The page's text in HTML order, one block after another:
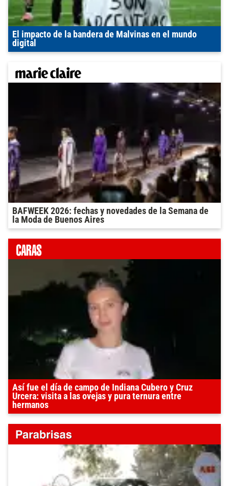
El impacto de la bandera de Malvinas en el mundo
digital
BAFWEEK 2026: fechas y novedades de la Semana de
la Moda de Buenos Aires
Así fue el día de campo de Indiana Cubero y Cruz
Urcera: visita a las ovejas y pura ternura entre
hermanos